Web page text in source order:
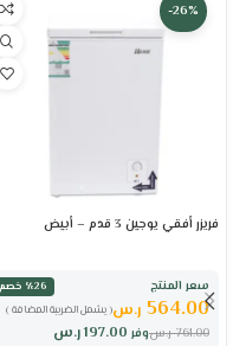
-26%
فريزر أفقي يوجين 3 قدم – أبيض
سعر المنتج
٪26 خصم
( يشمل الضريبة المضافة )
564.00 ر.س
وفر 197.00ر.س 761.00 ر.س